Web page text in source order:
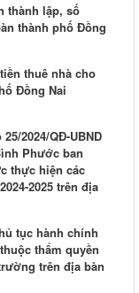
thành lập, số
thành phố Đồng
thuê nhà cho
Đồng Nai
2024/QĐ-UBND
Phước ban
thực hiện các
2025 trên địa
tục hành chính
thẩm quyền
trên địa bàn